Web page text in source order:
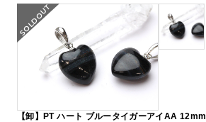
【卸】PT ハート ブルータイガーアイAA 12mm